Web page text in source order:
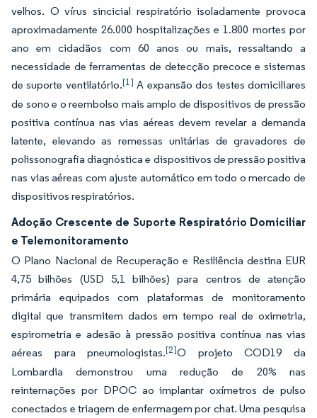
velhos. O vírus sincicial respiratório isoladamente provoca
aproximadamente 26.000 hospitalizações e 1.800 mortes por
ano em cidadãos com 60 anos ou mais, ressaltando a
necessidade de ferramentas de detecção precoce e sistemas
de suporte ventilatório.[1] A expansão dos testes domiciliares
de sono e o reembolso mais amplo de dispositivos de pressão
positiva contínua nas vias aéreas devem revelar a demanda
latente, elevando as remessas unitárias de gravadores de
polissonografia diagnóstica e dispositivos de pressão positiva
nas vias aéreas com ajuste automático em todo o mercado de
dispositivos respiratórios.
Adoção Crescente de Suporte Respiratório Domiciliar
e Telemonitoramento
O Plano Nacional de Recuperação e Resiliência destina EUR
4,75 bilhões (USD 5,1 bilhões) para centros de atenção
primária equipados com plataformas de monitoramento
digital que transmitem dados em tempo real de oximetria,
espirometria e adesão à pressão positiva contínua nas vias
aéreas para pneumologistas.[2]O projeto COD19 da
Lombardia demonstrou uma redução de 20% nas
reinternações por DPOC ao implantar oxímetros de pulso
conectados e triagem de enfermagem por chat. Uma pesquisa